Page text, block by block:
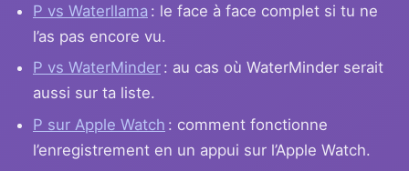
P vs Waterllama : le face à face complet si tu ne
l’as pas encore vu.
P vs WaterMinder : au cas où WaterMinder serait
aussi sur ta liste.
P sur Apple Watch : comment fonctionne
l’enregistrement en un appui sur l’Apple Watch.